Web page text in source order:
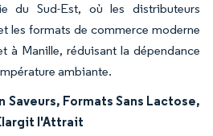
du Sud-Est, où les distributeurs
les formats de commerce moderne
à Manille, réduisant la dépendance
ambiante.
Saveurs, Formats Sans Lactose,
l'Attrait